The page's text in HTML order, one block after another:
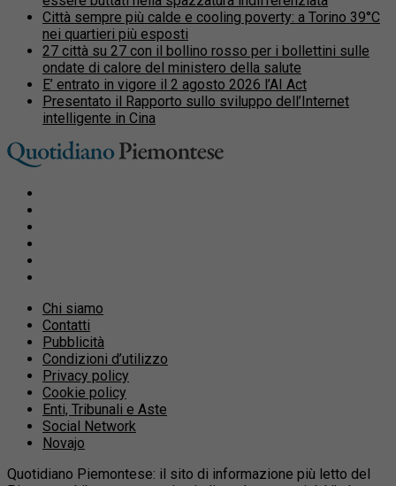
Città sempre più calde e cooling poverty: a Torino 39°C
nei quartieri più esposti
27 città su 27 con il bollino rosso per i bollettini sulle
ondate di calore del ministero della salute
E’ entrato in vigore il 2 agosto 2026 l’AI Act
Presentato il Rapporto sullo sviluppo dell’Internet
intelligente in Cina
Chi siamo
Contatti
Pubblicità
Condizioni d’utilizzo
Privacy policy
Cookie policy
Enti, Tribunali e Aste
Social Network
Novajo
Quotidiano Piemontese: il sito di informazione più letto del